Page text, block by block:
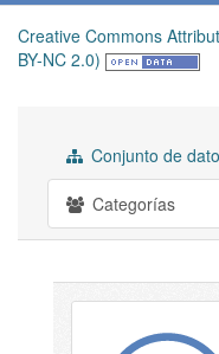
Creative Commons
BY-NC 2.0)
Conjunto de
Categorías